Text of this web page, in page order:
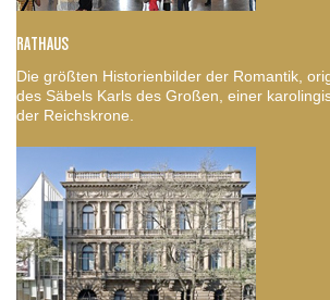
RATHAUS
Die größten Historienbilder der Romantik,
des Säbels Karls des Großen, einer
der Reichskrone.